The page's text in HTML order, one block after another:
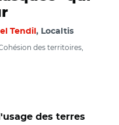
Tendil , Localtis
des territoires,
des terres